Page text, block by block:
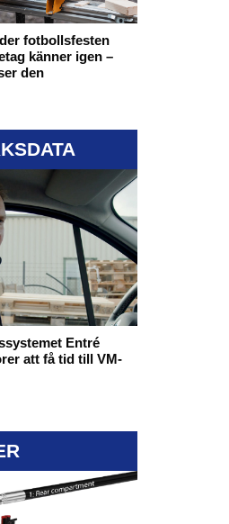
fotbollsfesten
känner igen –
den
Entré
att få tid till VM-